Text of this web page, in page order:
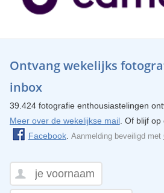
Ontvang wekelijks
inbox
39.424 fotografie enthousiastelingen
Meer over de wekelijkse mail. Of blijf op
Facebook. Aanmelding beveiligd met